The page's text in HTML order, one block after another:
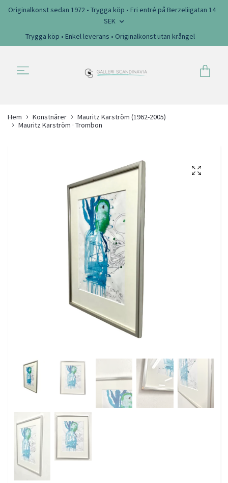
Originalkonst sedan 1972 • Trygga köp • Fri entré på Berzeliigatan 14
SEK
Trygga köp • Enkel leverans • Originalkonst utan krångel
Hem Konstnärer
Mauritz Karström (1962-2005)
Mauritz Karström · Trombon